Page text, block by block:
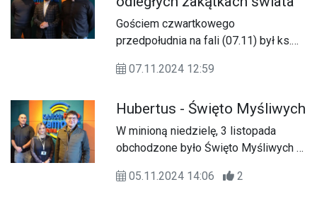
Gościem czwartkowego
przedpołudnia na fali (07.11) był ks.
dzieł misyjnych i koordynator projektu
ostatnim wyjeździe na Madagaskar,
jaki miał miejsce w drugiej połowie
października.
07.11.2024 12:59
Hubertus - Święto Myśliwych
W minioną niedzielę, 3 listopada
obchodzone było Święto Myśliwych -
przedpołudniowym paśmie gościliśmy
05.11.2024 14:06 2